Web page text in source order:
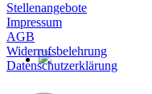
Stellenangebote
Impressum
AGB
Widerrufsbelehrung
Datenschutzerklärung